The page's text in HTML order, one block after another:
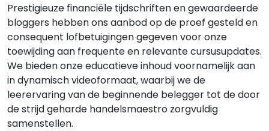
Prestigieuze financiële tijdschriften en gewaardeerde
bloggers hebben ons aanbod op de proef gesteld en
consequent lofbetuigingen gegeven voor onze
toewijding aan frequente en relevante cursusupdates.
We bieden onze educatieve inhoud voornamelijk aan
in dynamisch videoformaat, waarbij we de
leerervaring van de beginnende belegger tot de door
de strijd geharde handelsmaestro zorgvuldig
samenstellen.